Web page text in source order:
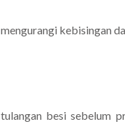
kebisingan
besi sebelum